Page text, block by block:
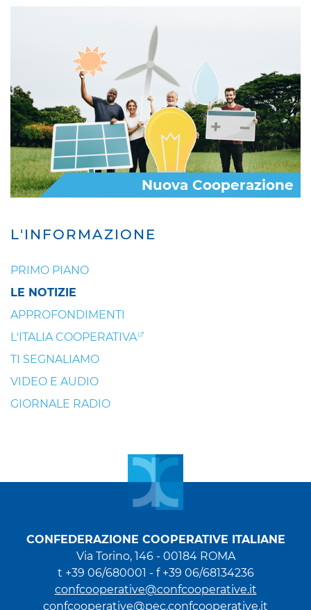
L'INFORMAZIONE
PRIMO PIANO
LE NOTIZIE
APPROFONDIMENTI
L'ITALIA COOPERATIVA
TI SEGNALIAMO
VIDEO E AUDIO
GIORNALE RADIO
Nuova Cooperazione
CONFEDERAZIONE COOPERATIVE ITALIANE
Via Torino, 146 - 00184 ROMA
t +39 06/680001 - f +39 06/68134236
confcooperative@confcooperative.it
confcooperative@pec.confcooperative.it